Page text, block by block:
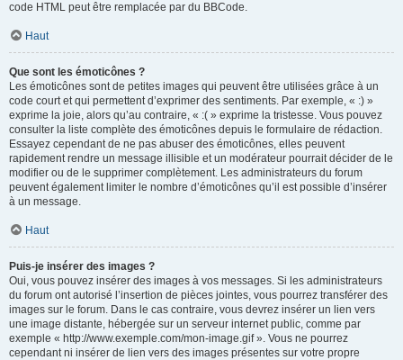
code HTML peut être remplacée par du BBCode.
Haut
Que sont les émoticônes ?
Les émoticônes sont de petites images qui peuvent être utilisées grâce à un
code court et qui permettent d’exprimer des sentiments. Par exemple, « :) »
exprime la joie, alors qu’au contraire, « :( » exprime la tristesse. Vous pouvez
consulter la liste complète des émoticônes depuis le formulaire de rédaction.
Essayez cependant de ne pas abuser des émoticônes, elles peuvent
rapidement rendre un message illisible et un modérateur pourrait décider de le
modifier ou de le supprimer complètement. Les administrateurs du forum
peuvent également limiter le nombre d’émoticônes qu’il est possible d’insérer
à un message.
Haut
Puis-je insérer des images ?
Oui, vous pouvez insérer des images à vos messages. Si les administrateurs
du forum ont autorisé l’insertion de pièces jointes, vous pourrez transférer des
images sur le forum. Dans le cas contraire, vous devrez insérer un lien vers
une image distante, hébergée sur un serveur internet public, comme par
exemple « http://www.exemple.com/mon-image.gif ». Vous ne pourrez
cependant ni insérer de lien vers des images présentes sur votre propre